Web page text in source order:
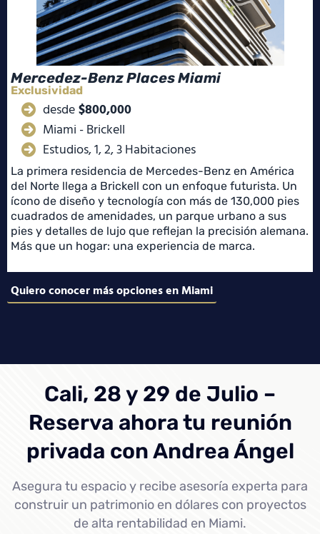
Mercedez-Benz Places Miami
Exclusividad
desde $800,000
Miami - Brickell
Estudios, 1, 2, 3 Habitaciones
La primera residencia de Mercedes-Benz en América
del Norte llega a Brickell con un enfoque futurista. Un
ícono de diseño y tecnología con más de 130,000 pies
cuadrados de amenidades, un parque urbano a sus
pies y detalles de lujo que reflejan la precisión alemana.
Más que un hogar: una experiencia de marca.
Quiero conocer más opciones en Miami
Cali, 28 y 29 de Julio –
Reserva ahora tu reunión
privada con Andrea Ángel
Asegura tu espacio y recibe asesoría experta para
construir un patrimonio en dólares con proyectos
de alta rentabilidad en Miami.